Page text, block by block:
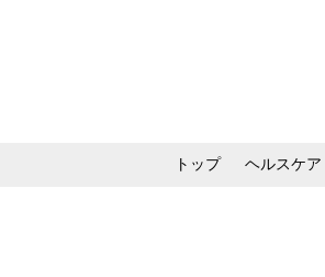
トップ ヘルスケア